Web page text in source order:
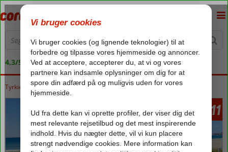
4,3/5 på Trustpilot
Forside
Tyrkiet Tyrkiets sydkyst Alanya Oba
fra 2011